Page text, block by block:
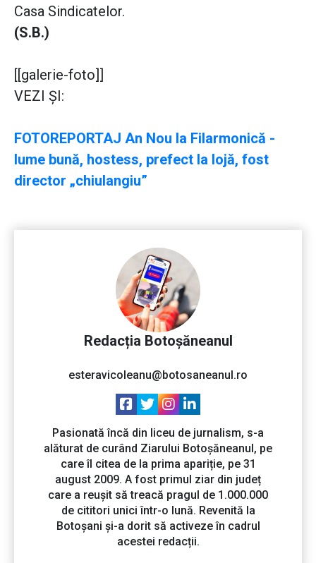
Casa Sindicatelor.
(S.B.)
[[galerie-foto]]
VEZI ŞI:
FOTOREPORTAJ An Nou la Filarmonică -
lume bună, hostess, prefect la lojă, fost
director „chiulangiu”
Redacția Botoșăneanul
esteravicoleanu@botosaneanul.ro
Pasionată încă din liceu de jurnalism, s-a
alăturat de curând Ziarului Botoșăneanul, pe
care îl citea de la prima apariție, pe 31
august 2009. A fost primul ziar din județ
care a reușit să treacă pragul de 1.000.000
de cititori unici într-o lună. Revenită la
Botoșani și-a dorit să activeze în cadrul
acestei redacții.